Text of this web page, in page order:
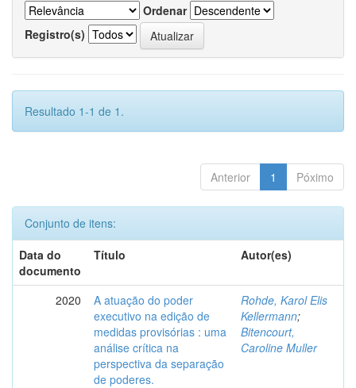
Ordenar
Registro(s)
Resultado 1-1 de 1.
Anterior 1 Póximo
Conjunto de itens:
Data do
documento
Título Autor(es)
2020
A atuação do poder
executivo na edição de
medidas provisórias : uma
análise crítica na
perspectiva da separação
de poderes.
Rohde, Karol Elis
Kellermann;
Bitencourt,
Caroline Muller